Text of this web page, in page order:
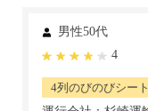
男性50代
4
4列のびのびシート